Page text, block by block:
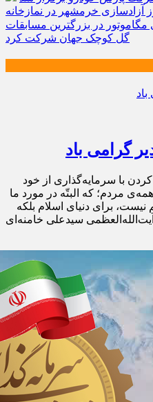
خرمشهر در نمازخانه
مگاموتور در بزرگترین مسابقات
گل کوچک جهان شرکت کرد
گرامی باد
با سرمایه‌گذاری از خود
مردم؛ که البتّه در مورد ما
برای دنیای اسلام بلکه
سيدعلی خامنه‌ای